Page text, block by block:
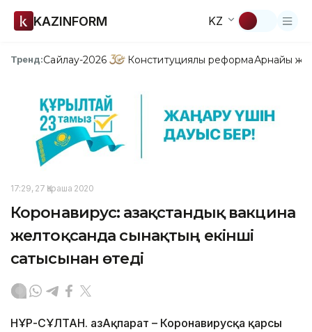
KAZINFORM KZ
Тренд:Сайлау-2026 Конституциялық реформаАрнайы
17:29, 27 Қараша 2020
Коронавирус: Қазақстандық вакцина
желтоқсанда сынақтың екінші
сатысынан өтеді
НҰР-СҰЛТАН. ҚазАқпарат – Коронавирусқа қарсы